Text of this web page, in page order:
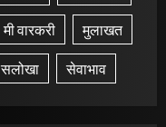
मी वारकरी मुलाखत
सलोखा सेवाभाव